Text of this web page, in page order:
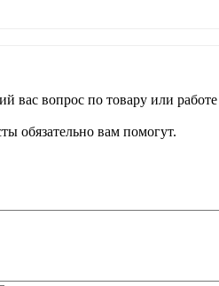
вас вопрос по товару или работе
обязательно вам помогут.